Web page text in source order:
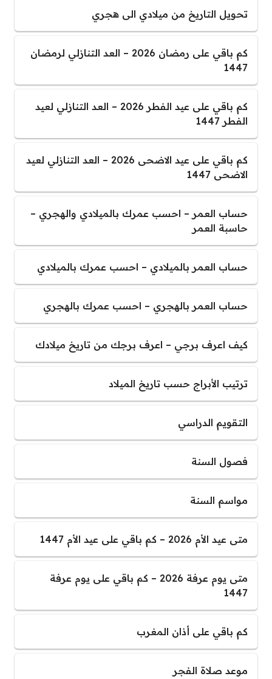
تحويل التاريخ من ميلادي الى هجري
كم باقي على رمضان 2026 – العد التنازلي لرمضان
1447
كم باقي على عيد الفطر 2026 – العد التنازلي لعيد
الفطر 1447
كم باقي على عيد الاضحى 2026 – العد التنازلي لعيد
الاضحى 1447
حساب العمر – احسب عمرك بالميلادي والهجري –
حاسبة العمر
حساب العمر بالميلادي – احسب عمرك بالميلادي
حساب العمر بالهجري – احسب عمرك بالهجري
كيف اعرف برجي – اعرف برجك من تاريخ ميلادك
ترتيب الأبراج حسب تاريخ الميلاد
التقويم الدراسي
فصول السنة
مواسم السنة
متى عيد الأم 2026 – كم باقي على عيد الأم 1447
متى يوم عرفة 2026 – كم باقي على يوم عرفة
1447
كم باقي على أذان المغرب
موعد صلاة الفجر